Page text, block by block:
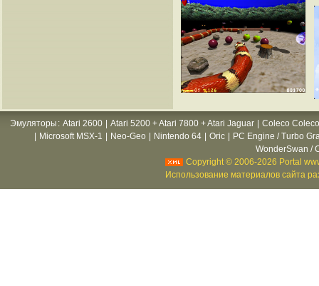
Эмуляторы : Atari 2600 Atari 5200 + Atari 7800 + Atari Jaguar
Coleco
Microsoft MSX-1 Neo-Geo Nintendo 64 Oric
PC Engine / Turbo
WonderSwan /
Copyright © 2006-2026 Portal
Использование материалов сайта